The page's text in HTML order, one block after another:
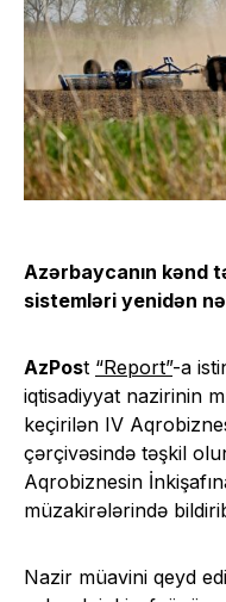
Azərbaycanın kənd
sistemləri yenidən
AzPost “Report”-a
iqtisadiyyat nazirinin
keçirilən IV
çərçivəsində təşkil
Aqrobiznesin
müzakirələrində
Nazir müavini qeyd